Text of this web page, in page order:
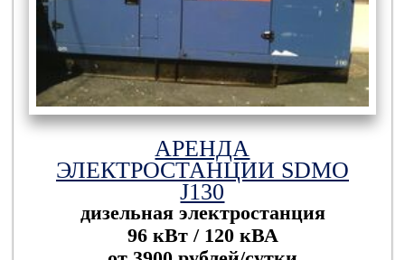
АРЕНДА
ЭЛЕКТРОСТАНЦИИ SDMO
J130
дизельная электростанция
96 кВт / 120 кВА